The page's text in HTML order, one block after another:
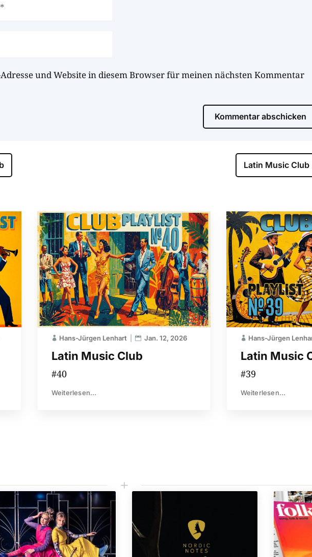
und Website in diesem Browser für meinen nächsten Kommentar
Kommentar abschicken
Latin Music Club
Latin Music Club
Hans-Jürgen Lenhart Jan. 12, 2026
#40
Weiterlesen...
Latin Music
Hans-Jürgen
#39
Weiterlesen...
L